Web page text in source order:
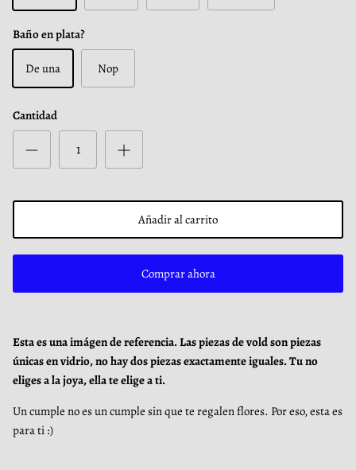
Baño en plata?
De una Nop
Cantidad
Añadir al carrito
Comprar ahora
Esta es una imágen de referencia. Las piezas de vold son piezas
únicas en vidrio, no hay dos piezas exactamente iguales. Tu no
eliges a la joya, ella te elige a ti.
Un cumple no es un cumple sin que te regalen flores. Por eso, esta es
para ti :)